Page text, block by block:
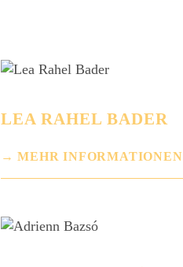
LEA RAHEL BADER
MEHR INFORMATIONEN